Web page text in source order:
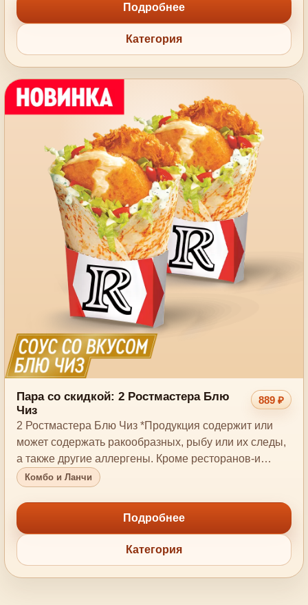
Подробнее
Категория
Пара со скидкой: 2 Ростмастера Блю
Чиз
889 ₽
2 Ростмастера Блю Чиз *Продукция содержит или
может содержать ракообразных, рыбу или их следы,
а также другие аллергены. Кроме ресторанов-и…
Комбо и Ланчи
Подробнее
Категория